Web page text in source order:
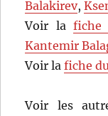
Balakirev,
Voir la
Kantemir
Voir lafiche
Voir les